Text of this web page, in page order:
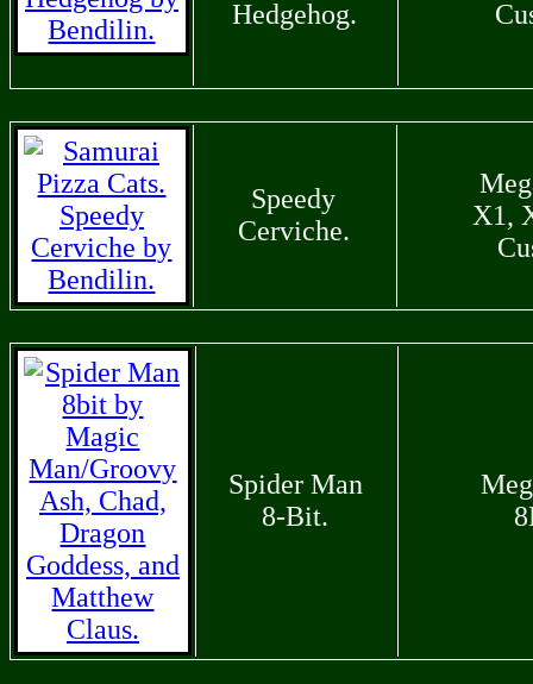
Hedgehog.
Speedy
Cerviche.
X1,
Spider Man
8-Bit.